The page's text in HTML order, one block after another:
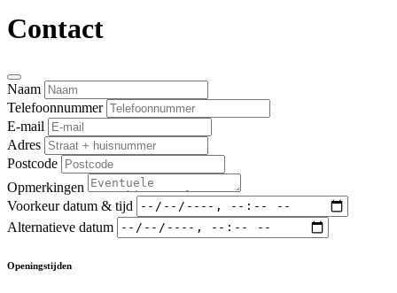
Contact
Naam
Telefoonnummer
E-mail
Adres
Postcode
Opmerkingen
Voorkeur datum & tijd
Alternatieve datum
Openingstijden